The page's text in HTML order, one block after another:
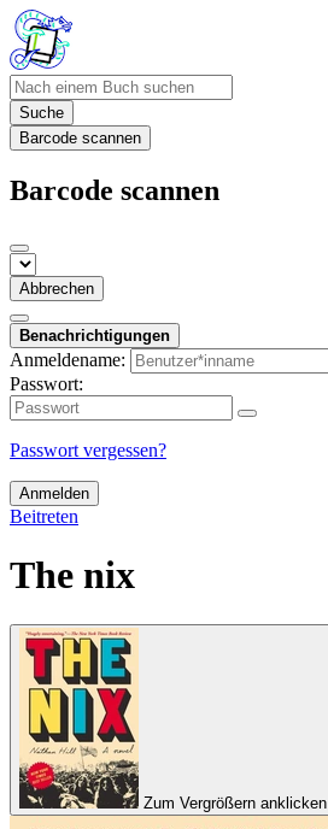
Suche
Barcode scannen
Barcode scannen
Abbrechen
Benachrichtigungen
Anmeldename:
Passwort:
Passwort vergessen?
Anmelden
Beitreten
The nix
Zum Vergrößern anklicken